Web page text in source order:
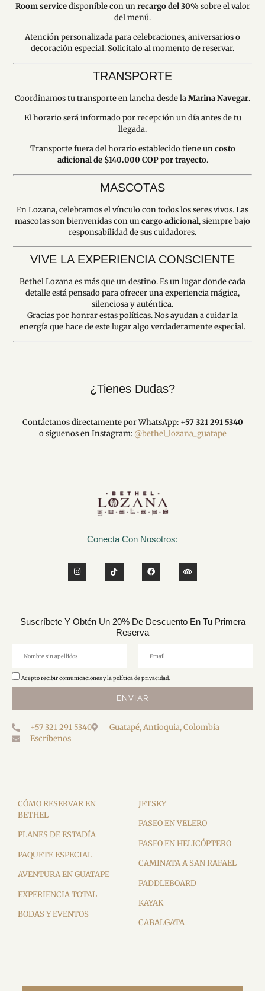
Room servicedisponible con unrecargo del 30%sobre el valor
del menú.
Atención personalizada para celebraciones, aniversarios o
decoración especial. Solicítalo al momento de reservar.
TRANSPORTE
Coordinamos tu transporte en lancha desde laMarina Navegar.
El horario será informado por recepción un día antes de tu
llegada.
Transporte fuera del horario establecido tiene uncosto
adicional de $140.000 COP por trayecto.
MASCOTAS
En Lozana, celebramos el vínculo con todos los seres vivos. Las
mascotas son bienvenidas con uncargo adicional, siempre bajo
responsabilidad de sus cuidadores.
VIVE LA EXPERIENCIA CONSCIENTE
Bethel Lozana es más que un destino. Es un lugar donde cada
detalle está pensado para ofrecer una experiencia mágica,
silenciosa y auténtica.
Gracias por honrar estas políticas. Nos ayudan a cuidar la
energía que hace de este lugar algo verdaderamente especial.
¿Tienes Dudas?
Contáctanos directamente por WhatsApp: +57 321 291 5340
o síguenos en Instagram: @bethel_lozana_guatape
Conecta Con Nosotros:
Suscríbete Y Obtén Un 20% De Descuento En Tu Primera
Reserva
Acepto recibir comunicaciones y la política de privacidad.
ENVIAR
+57 321 291 5340
Guatapé, Antioquia, Colombia
Escríbenos
CÓMO RESERVAR EN
BETHEL
PLANES DE ESTADÍA
PAQUETE ESPECIAL
AVENTURA EN GUATAPE
EXPERIENCIA TOTAL
BODAS Y EVENTOS
JETSKY
PASEO EN VELERO
PASEO EN HELICÓPTERO
CAMINATA A SAN RAFAEL
PADDLEBOARD
KAYAK
CABALGATA